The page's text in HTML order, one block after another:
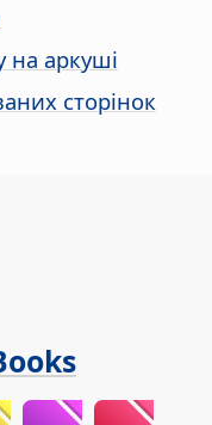
на аркуші
сторінок